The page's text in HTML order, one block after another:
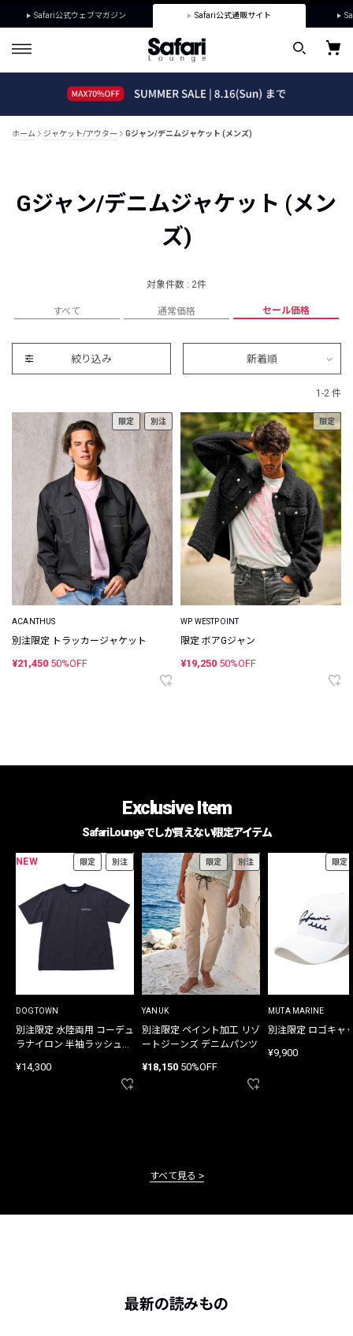
Safari公式ウェブマガジン Safari公式通販サイト
ホーム ジャケット/アウター Gジャン/デニムジャケット (メンズ)
Gジャン/デニムジャケット (メン
ズ)
対象件数 : 2件
すべて 通常価格 セール価格
絞り込み 新着順
1-2 件
限定 別注
ACANTHUS
別注限定 トラッカージャケット
¥21,450 50%OFF
限定
WP WESTPOINT
限定 ボアGジャン
¥19,250 50%OFF
Exclusive Item
Safari Loungeでしか買えない限定アイテム
NEW 限定 別注
DOGTOWN
別注限定 水陸両用 コーデュ
ラナイロン 半袖ラッシュガ
¥14,300
限定 別注
YANUK
別注限定 ペイント加工 リゾ
ートジーンズ デニムパンツ
¥18,150 50%OFF
限定
MUTA MARINE
別注限定 ロゴキャ
¥9,900
すべて見る
最新の読みもの